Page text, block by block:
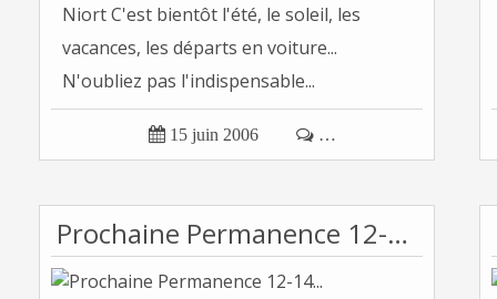
Niort C'est bientôt l'été, le soleil, les
vacances, les départs en voiture...
N'oubliez pas l'indispensable...
 15 juin 2006  …
Prochaine Permanence 12-14...